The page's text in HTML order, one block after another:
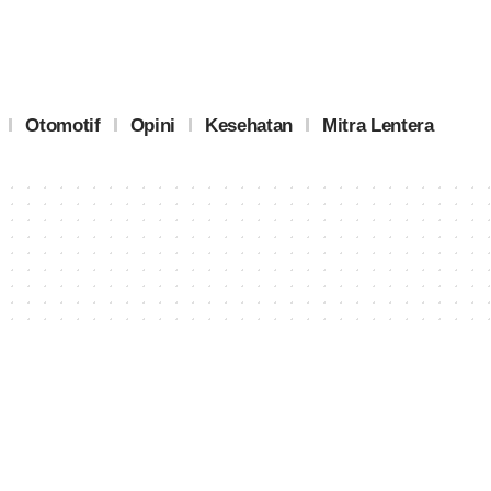
Otomotif Opini Kesehatan Mitra Lentera